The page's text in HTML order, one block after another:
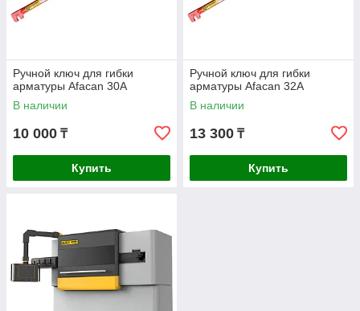
Ручной ключ для гибки
арматуры Afacan 30А
В наличии
10 000 ₸
Купить
Ручной ключ для гибки
арматуры Afacan 32А
В наличии
13 300 ₸
Купить